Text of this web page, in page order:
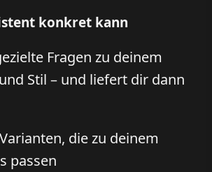
konkret kann
Fragen zu deinem
Stil – und liefert dir dann
die zu deinem
passen